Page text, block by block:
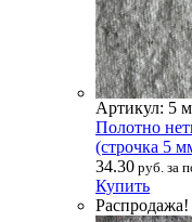
Артикул: 5
Полотно
(строчка 5
34.30 руб. за
Купить
Распродажа!